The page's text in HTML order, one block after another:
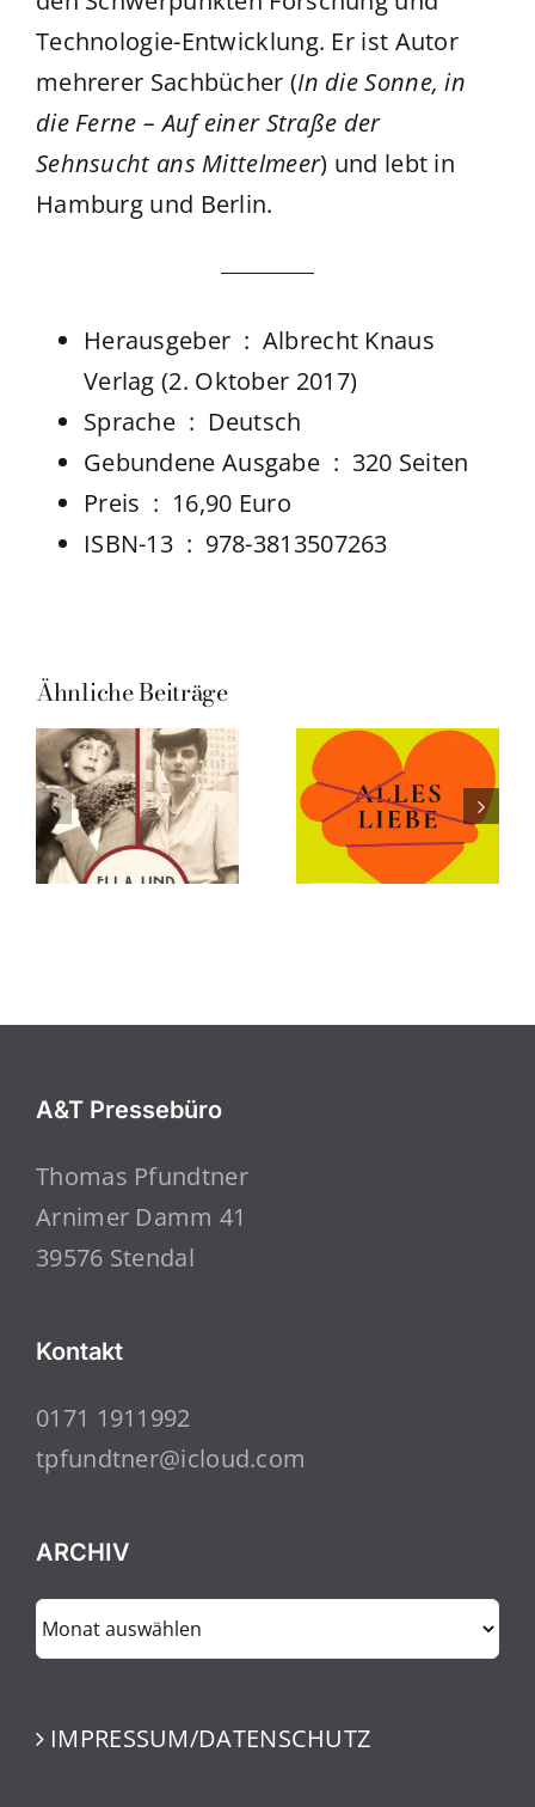
Technologie-Entwicklung. Er ist Autor
mehrerer Sachbücher (In die Sonne, in
die Ferne – Auf einer Straße der
Sehnsucht ans Mittelmeer) und lebt in
Hamburg und Berlin.
Herausgeber ‏ : ‎ Albrecht Knaus
Verlag (2. Oktober 2017)
Sprache ‏ : ‎ Deutsch
Gebundene Ausgabe ‏ : ‎ 320 Seiten
Preis : 16,90 Euro
ISBN-13 ‏ : ‎ 978-3813507263
Ähnliche Beiträge
A&T Pressebüro
Thomas Pfundtner
Arnimer Damm 41
39576 Stendal
Kontakt
0171 1911992
tpfundtner@icloud.com
ARCHIV
ARCHIV
IMPRESSUM/DATENSCHUTZ